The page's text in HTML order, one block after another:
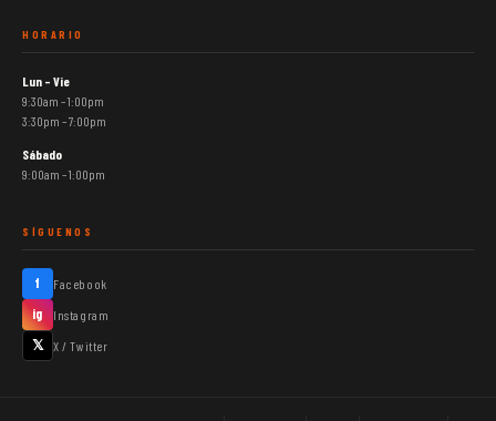
HORARIO
Lun – Vie
9:30am – 1:00pm
3:30pm – 7:00pm
Sábado
9:00am – 1:00pm
SÍGUENOS
f Facebook
ig Instagram
𝕏 X / Twitter